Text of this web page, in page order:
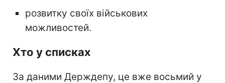
розвитку своїх військових
можливостей.
Хто у списках
За даними Держдепу, це вже восьмий у